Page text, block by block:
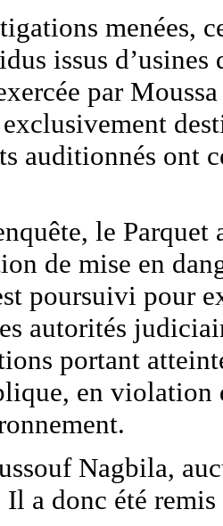
menées,
issus
par
auditionnés ont
le
de mise en
poursuivi pour
autorités
portant
en violation
Nagbila,
Il a donc été